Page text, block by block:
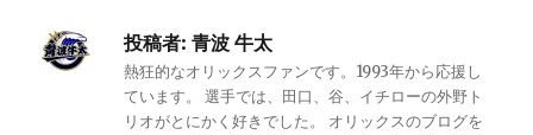
投稿者: 青波 牛太
熱狂的なオリックスファンです。1993年から応援し
ています。 選手では、田口、谷、イチローの外野ト
リオがとにかく好きでした。 オリックスのブログを